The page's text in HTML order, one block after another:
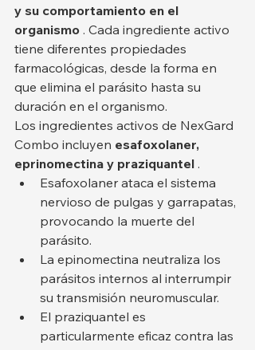
y su comportamiento en el
organismo . Cada ingrediente activo
tiene diferentes propiedades
farmacológicas, desde la forma en
que elimina el parásito hasta su
duración en el organismo.
Los ingredientes activos de NexGard
Combo incluyen esafoxolaner,
eprinomectina y praziquantel .
Esafoxolaner ataca el sistema
nervioso de pulgas y garrapatas,
provocando la muerte del
parásito.
La epinomectina neutraliza los
parásitos internos al interrumpir
su transmisión neuromuscular.
El praziquantel es
particularmente eficaz contra las